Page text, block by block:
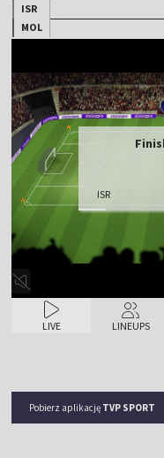
ISR
MOL
LIVE LINEUPS
ISR
Pobierz aplikację TVP SPORT